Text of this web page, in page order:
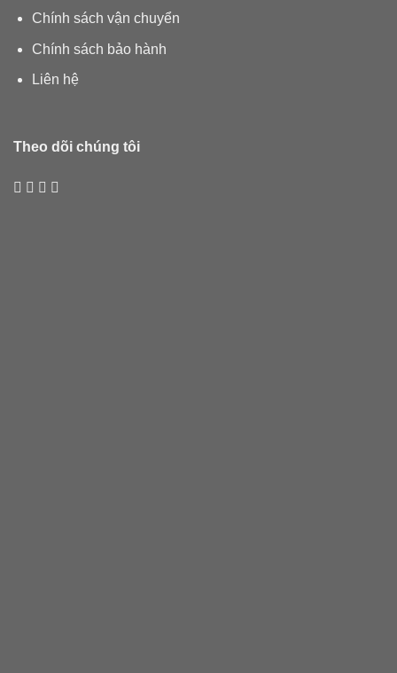
Chính sách vận chuyển
Chính sách bảo hành
Liên hệ
Theo dõi chúng tôi